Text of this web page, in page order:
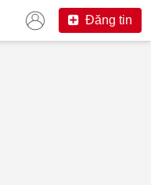
Đăng tin